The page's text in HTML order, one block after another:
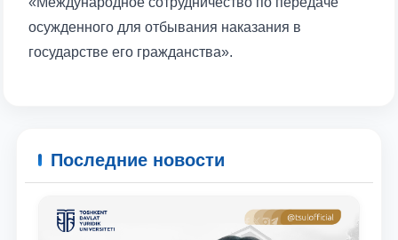
Ваше имя и фамилия
осужденного для отбывания наказания в
государстве его гражданства».
Последние новости